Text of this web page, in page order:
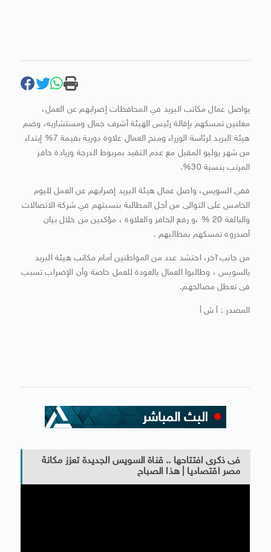
يواصل عمال مكاتب البريد في المحافظات إضرابهم عن العمل،
معلنين تمسكهم بإقالة رئيس الهيئة أشرف جمال ومستشاريه، وضم
هيئة البريد لرئاسة الوزراء ومنح العمال علاوة دورية بقيمة 7% إبتداء
من شهر يوليو المقبل مع عدم التقيد بمربوط الدرجة وزيادة حافز
المرتب بنسبة 30%.
ففي السويس، واصل عمال هيئة البريد إضرابهم عن العمل لليوم
الخامس على التوالى من أجل المطالبة بنسبتهم في شركة الاتصالات
والبالغة 20 % ،و رفع الحافز والعلاوة ، مؤكدين من خلال بيان
أصدروه تمسكهم بمطالبهم .
من جانب آخر، احتشد عدد من المواطنين أمام مكاتب هيئة البريد
بالسويس ، وطالبوا العمال بالعودة للعمل خاصة وأن الإضراب تسبب
فى تعطل مصالحهم.
المصدر : أ ش أ
فى ذكرى افتتاحها .. قناة السويس الجديدة تعزز مكانة
مصر اقتصاديا | هذا الصباح